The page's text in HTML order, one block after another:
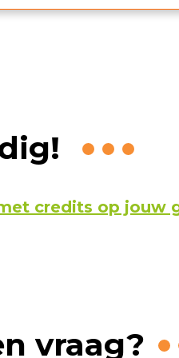
credits op jouw
vraag?